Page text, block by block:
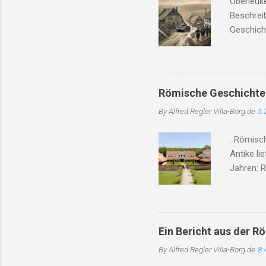
gedroht,
wurde
Römische
By Alfred ReglerVilla-Borg.de
.
Antike
Jahren:
Ein Bericht aus der
By Alfred ReglerVilla-Borg.de